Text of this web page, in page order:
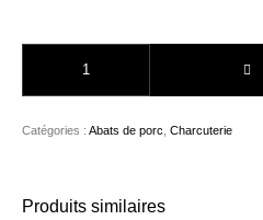
Catégories :Abats de porc ,Charcuterie
Produits similaires